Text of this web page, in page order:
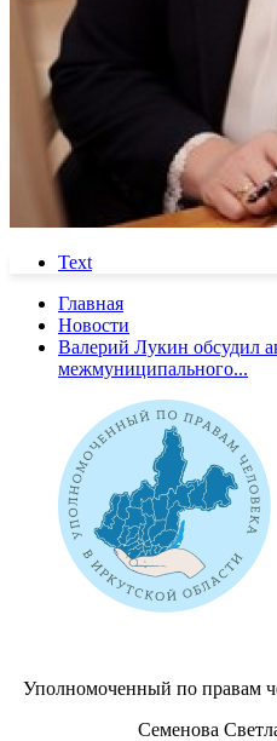
Text
Главная
Новости
Валерий Лукин обсудил
межмуниципального...
Уполномоченный по правам
Семенова